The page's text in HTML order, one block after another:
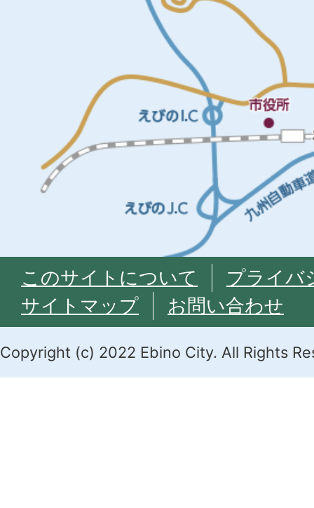
このサイトについて
プライバ
サイトマップ
お問い合わせ
Copyright (c) 2022 Ebino City. All Rights